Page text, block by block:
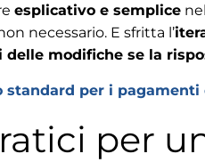
esplicativo e semplice
necessario. E sfritta l’
delle modifiche se la
standard per i
per